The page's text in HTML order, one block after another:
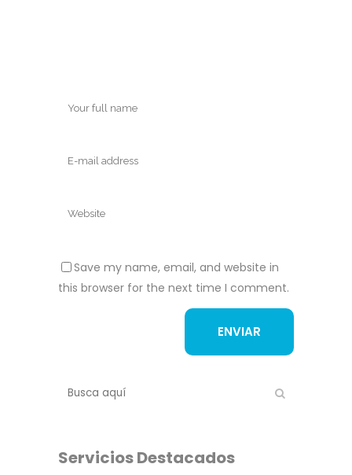
Save my name, email, and website in
this browser for the next time I comment.
Servicios Destacados